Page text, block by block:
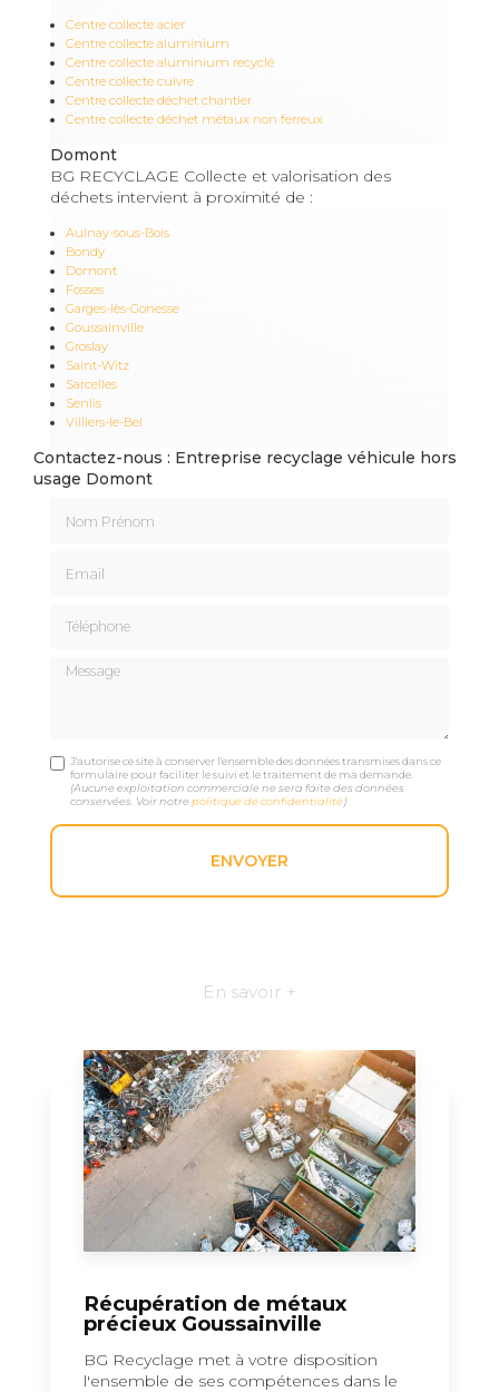
Centre collecte acier
Centre collecte aluminium
Centre collecte aluminium recyclé
Centre collecte cuivre
Centre collecte déchet chantier
Centre collecte déchet métaux non ferreux
Domont
BG RECYCLAGE Collecte et valorisation des
déchets intervient à proximité de :
Aulnay-sous-Bois
Bondy
Domont
Fosses
Garges-lès-Gonesse
Goussainville
Groslay
Saint-Witz
Sarcelles
Senlis
Villiers-le-Bel
Contactez-nous : Entreprise recyclage véhicule hors
usage Domont
Message
J'autorise ce site à conserver l'ensemble des données transmises dans ce
formulaire pour faciliter le suivi et le traitement de ma demande.
(Aucune exploitation commerciale ne sera faite des données
conservées. Voir notrepolitique de confidentialité)
En savoir +
Récupération de métaux
précieux Goussainville
BG Recyclage met à votre disposition
l'ensemble de ses compétences dans le